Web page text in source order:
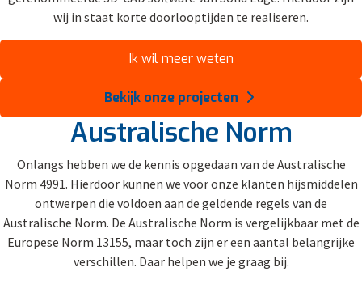
wij in staat korte doorlooptijden te realiseren.
Ik wil meer weten
Bekijk onze projecten
Australische Norm
Onlangs hebben we de kennis opgedaan van de Australische
Norm 4991. Hierdoor kunnen we voor onze klanten hijsmiddelen
ontwerpen die voldoen aan de geldende regels van de
Australische Norm. De Australische Norm is vergelijkbaar met de
Europese Norm 13155, maar toch zijn er een aantal belangrijke
verschillen. Daar helpen we je graag bij.